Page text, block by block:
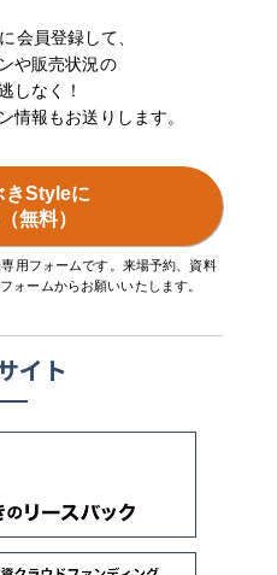
会員登録して、
や販売状況の
しなく！
情報もお送りします。
きStyleに
無料）
用フォームです。来場予約、資料
ォームからお願いいたします。
イト